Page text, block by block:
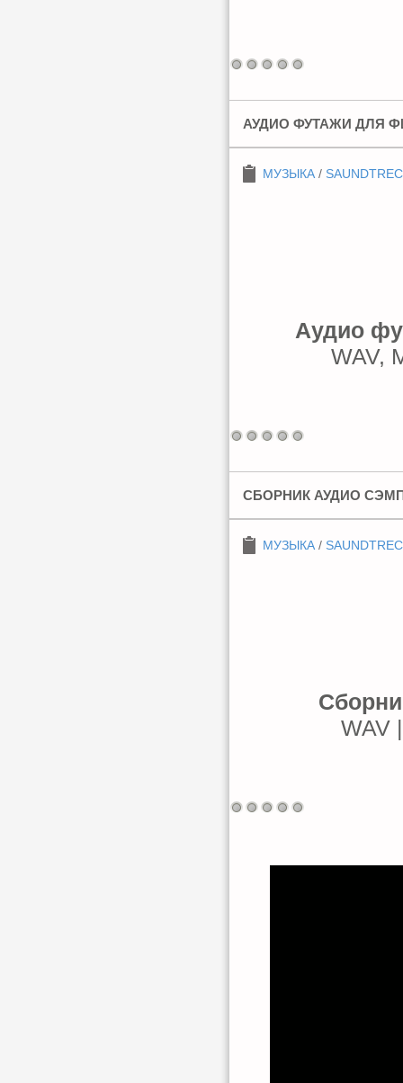
АУДИО ФУТАЖИ ДЛЯ
МУЗЫКА /
Аудио
WAV,
СБОРНИК АУДИО
МУЗЫКА /
WAV